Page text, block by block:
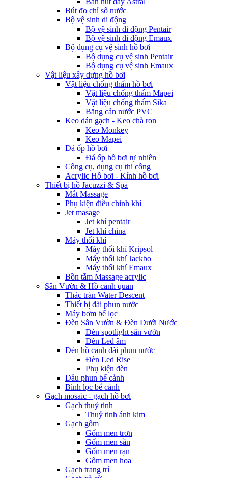
Bút đo chỉ số nước
Bộ vệ sinh di động
Bộ vệ sinh di động Pentair
Bộ vệ sinh di động Emaux
Bộ dụng cụ vệ sinh hồ bơi
Bộ dụng cụ vệ sinh Pentair
Bộ dụng cụ vệ sinh Emaux
Vật liệu xây dựng hồ bơi
Vật liệu chống thấm hồ bơi
Vật liệu chống thấm Mapei
Vật liệu chống thấm Sika
Băng cản nước PVC
Keo dán gạch - Keo chà ron
Keo Monkey
Keo Mapei
Đá ốp hồ bơi
Đá ốp hồ bơi tự nhiên
Công cụ, dụng cụ thi công
Acrylic Hồ bơi - Kính hồ bơi
Thiết bị hồ Jacuzzi & Spa
Mắt Massage
Phụ kiện điều chỉnh khí
Jet masage
Jet khí pentair
Jet khí china
Máy thổi khí
Máy thổi khí Kripsol
Máy thổi khí Jackbo
Máy thổi khí Emaux
Bồn tắm Massage acrylic
Sân Vườn & Hồ cảnh quan
Thác tràn Water Descent
Thiết bị đài phun nước
Máy bơm bể lọc
Đèn Sân Vườn & Đèn Dưới Nước
Đèn spotlight sân vườn
Đèn Led âm
Đèn hồ cảnh đài phun nước
Đèn Led Rise
Phụ kiện đèn
Đầu phun bể cảnh
Bình lọc bể cảnh
Gạch mosaic - gạch hồ bơi
Gạch thuỷ tinh
Thuỷ tinh ánh kim
Gạch gốm
Gốm men trơn
Gốm men sần
Gốm men rạn
Gốm men hoa
Gạch trang trí